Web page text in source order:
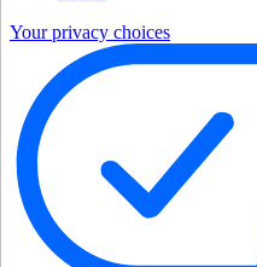
Your privacy choices